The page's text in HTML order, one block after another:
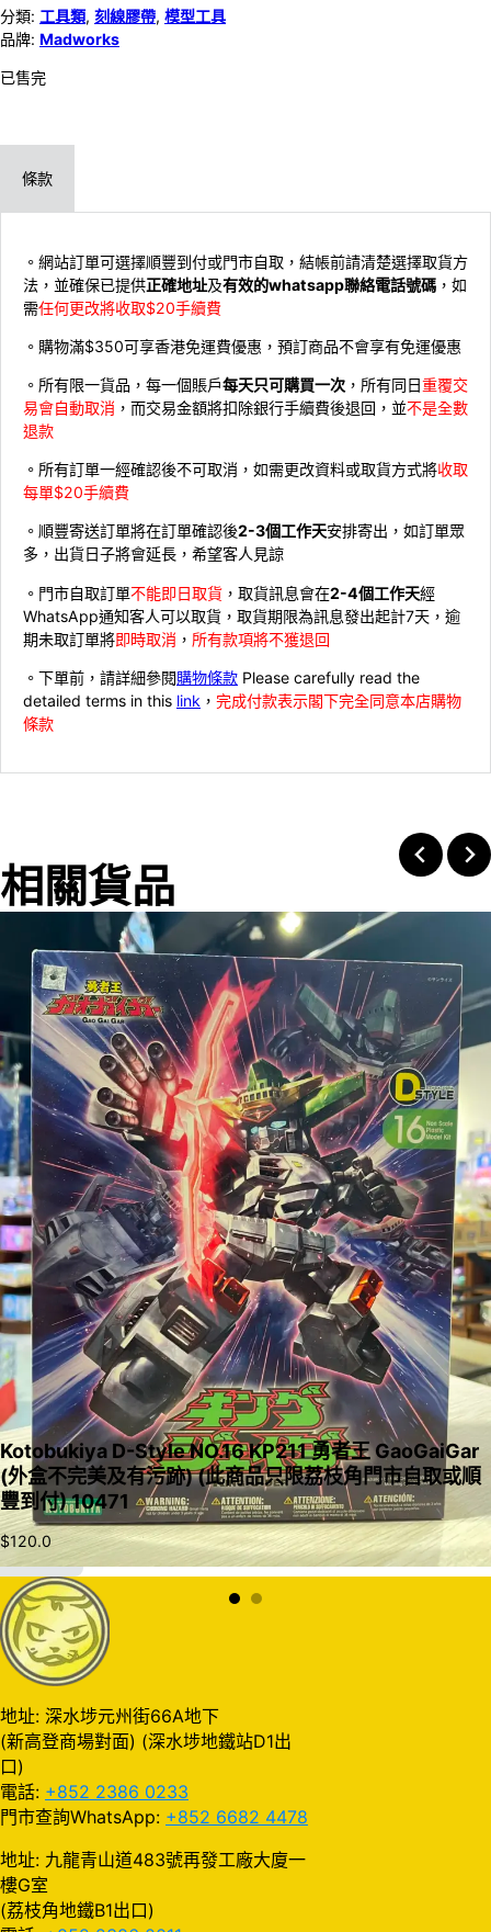
分類: 工具類, 刻線膠帶, 模型工具
品牌: Madworks
已售完
條款
。網站訂單可選擇順豐到付或門市自取，結帳前請清楚選擇取貨方
法，並確保已提供正確地址及有效的whatsapp聯絡電話號碼 ，如
需任何更改將收取$20手續費
。購物滿$350可享香港免運費優惠，預訂商品不會享有免運優惠
。所有限一貨品，每一個賬戶每天只可購買一次 ，所有同日重覆交
易會自動取消 ，而交易金額將扣除銀行手續費後退回，並不是全數
退款
。所有訂單一經確認後不可取消，如需更改資料或取貨方式將收取
每單$20手續費
。順豐寄送訂單將在訂單確認後2-3個工作天安排寄出，如訂單眾
多，出貨日子將會延長，希望客人見諒
。門市自取訂單不能即日取貨 ，取貨訊息會在2-4個工作天經
WhatsApp通知客人可以取貨，取貨期限為訊息發出起計7天，逾
期未取訂單將即時取消 ， 所有款項將不獲退回
。下單前，請詳細參閱購物條款 Please carefully read the
detailed terms in this link ， 完成付款表示閣下完全同意本店購物
條款
相關貨品
入購物車
Kotobukiya D-Style NO.16 KP211 勇者王 GaoGaiGar
(外盒不完美及有污跡) (此商品只限荔枝角門市自取或順
豐到付) 10471
$120.0
地址: 深水埗元州街66A地下
(新高登商場對面) (深水埗地鐵站D1出
口)
電話: +852 2386 0233
門市查詢WhatsApp: +852 6682 4478
地址: 九龍青山道483號再發工廠大廈一
樓G室
(荔枝角地鐵B1出口)